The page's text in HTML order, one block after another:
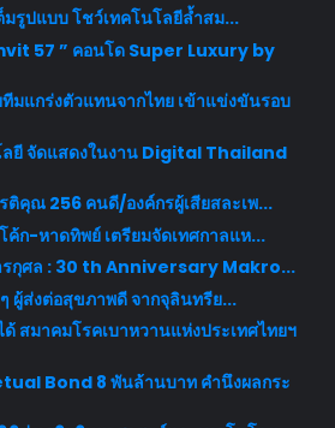
มรูปแบบ โชว์เทคโนโลยีล้ำสม...
57 ” คอนโด Super Luxury by
มแกร่งตัวแทนจากไทย เข้าแข่งขันรอบ
ลยี จัดแสดงในงาน Digital Thailand
ติคุณ 256 คนดี/องค์กรผู้เสียสละเพ...
ค้ก-หาดทิพย์ เตรียมจัดเทศกาลแห...
รกุศล : 30 th Anniversary Makro...
ผู้ส่งต่อสุขภาพดี จากจุลินทรีย...
สมาคมโรคเบาหวานแห่งประเทศไทยฯ
Bond 8 พันล้านบาท คำนึงผลกระ